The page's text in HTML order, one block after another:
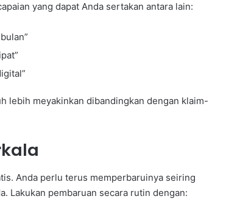
yang dapat Anda sertakan antara lain:
lebih meyakinkan dibandingkan dengan klaim-
Anda perlu terus memperbaruinya seiring
Lakukan pembaruan secara rutin dengan: